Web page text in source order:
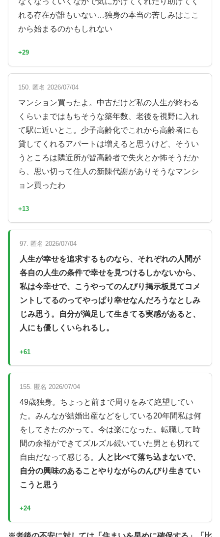
れる存在が誰もいない…独身の本当の苦しみはここ
から始まるのかもしれない
+29
150. 匿名 2026/07/04
マンション買ったよ。中古だけど私の人生が終わる
くらいまではもちそうな築年数、老後を視野に入れ
て駅に近いとこ。少子高齢化でこれから高齢者にも
貸してくれるアパートは増えると思うけど、そうい
うところは隣近所が皆高齢者で失火とか怖そうだか
ら、思い切って住人の新陳代謝がありそうなマンシ
ョン買ったわ
+13
97. 匿名 2026/07/04
人生が幸せを追求するものなら、それぞれの人間が
各自の人生の条件で幸せを見つけるしかないから、
私は今幸せで、こうやってのんびり掲示板見てコメ
ントしてるのってやっぱり幸せなんだろうなとしみ
じみ思う。自分が満足して生きてる実感があると、
人にも優しくいられるし。
+61
155. 匿名 2026/07/04
49歳独身。ちょっと前まで周りをみて絶望してい
た。みんなが結婚出産などをしている20年間私は何
をしてきたのかって。今は楽になった。転職して時
間の余裕ができてズルズル続いていた男とも切れて
自由だなって感じる。
人と比べて落ち込まないで、
自分の興味のあることやりながらのんびり生きてい
こうと思う
+24